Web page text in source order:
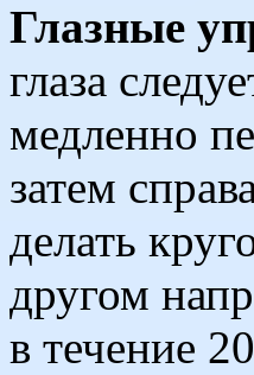
Глазные
глаза
медленно
затем
делать
другом
в течение